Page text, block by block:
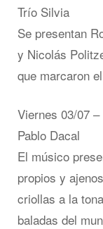
Trío Silvia
Se presentan
y Nicolás
que marcaron
Viernes 03/07
Pablo Dacal
El músico
propios y
criollas a la
baladas del